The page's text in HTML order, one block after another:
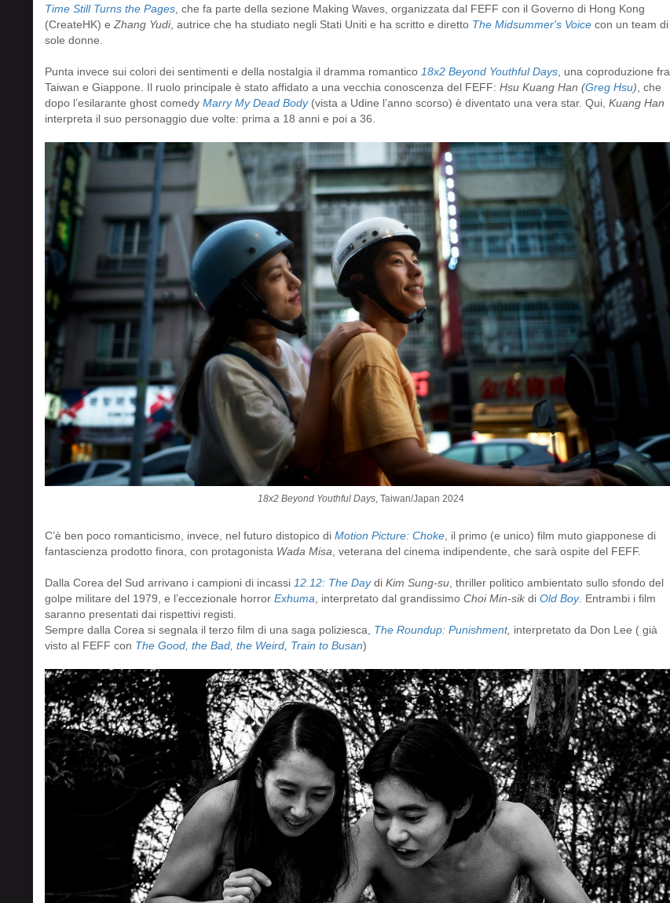
Time Still Turns the Pages , che fa parte della sezione Making Waves, organizzata dal FEFF con il Governo di Hong Kong
(CreateHK) e Zhang Yudi, autrice che ha studiato negli Stati Uniti e ha scritto e diretto The Midsummer's Voice con un team di
sole donne.
Punta invece sui colori dei sentimenti e della nostalgia il dramma romantico 18x2 Beyond Youthful Days , una coproduzione fra
Taiwan e Giappone. Il ruolo principale è stato affidato a una vecchia conoscenza del FEFF: Hsu Kuang Han (Greg Hsu) , che
dopo l’esilarante ghost comedy Marry My Dead Body(vista a Udine l’anno scorso) è diventato una vera star. Qui, Kuang Han
interpreta il suo personaggio due volte: prima a 18 anni e poi a 36.
18x2 Beyond Youthful Days, Taiwan/Japan 2024
C’è ben poco romanticismo, invece, nel futuro distopico di Motion Picture: Choke , il primo (e unico) film muto giapponese di
fantascienza prodotto finora, con protagonista Wada Misa , veterana del cinema indipendente, che sarà ospite del FEFF.
Dalla Corea del Sud arrivano i campioni di incassi 12.12: The Daydi Kim Sung-su , thriller politico ambientato sullo sfondo del
golpe militare del 1979, e l’eccezionale horror Exhuma , interpretato dal grandissimo Choi Min-sikdi Old Boy. Entrambi i film
saranno presentati dai rispettivi registi.
Sempre dalla Corea si segnala il terzo film di una saga poliziesca, The Roundup: Punishment, interpretato da Don Lee ( già
visto al FEFF con The Good, the Bad, the Weird Train to Busan)